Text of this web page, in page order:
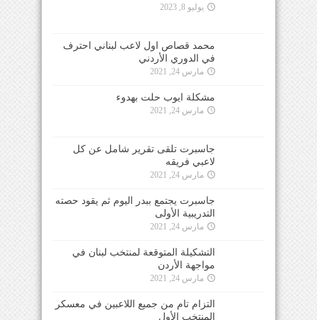
يوليو 8, 2023
محمد قصاص اول لاعب لبناني احترف
في الدوري الأردني
مارس 24, 2021
مشكلة ايوب حلت بهدوء
مارس 24, 2021
جاسبرت تلقى تقرير شامل عن كل
لاعبي فريقه
مارس 24, 2021
جاسبرت يجتمع ببدر اليوم ثم يقود حصته
التدريبية الأولى
مارس 24, 2021
التشكيلة المتوقعة لمنتخب لبنان في
مواجهة الأردن
مارس 24, 2021
التزام تام من جميع اللاعبين في معسكر
المنتخب الأول